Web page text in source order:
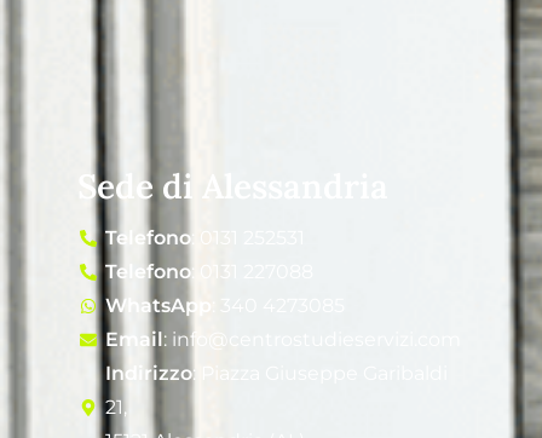
Sede di Alessandria
Telefono: 0131 252531
Telefono: 0131 227088
WhatsApp
Email: info@centrostudieservizi.com
Indirizzo: Piazza Giuseppe Garibaldi
21,